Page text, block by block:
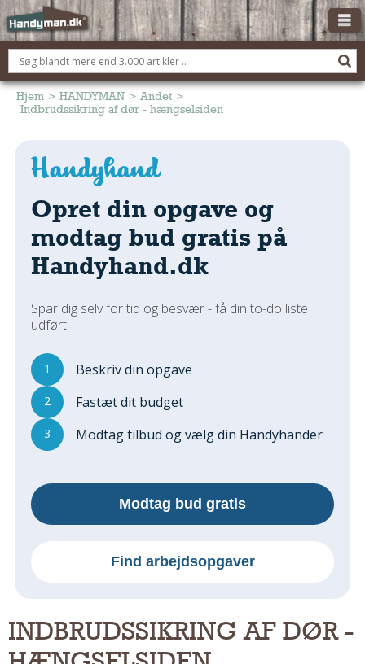
OM HANDYMAN.DK
FÅ 3 TILBUD
TØMRER/SNEDKER
Montage Og Nybyg
Reparation Og Vedligehold
Alt Om Køkkenet
Om Materialer
Andet
Regler Og Love
Udskiftning Og Montage
Om Materialer
Tips Og Tests
Montage Og Udskiftning
Reparation Og Vedligehold
Udendørs
Kan Det Males?
Hjem > HANDYMAN > Andet >
Indbrudssikring af dør - hængselsiden
Opret din opgave og
modtag bud gratis på
Handyhand.dk
Spar dig selv for tid og besvær - få din to-do liste
udført
1 Beskriv din opgave
2 Fastæt dit budget
3 Modtag tilbud og vælg din Handyhander
Modtag bud gratis
Find arbejdsopgaver
INDBRUDSSIKRING AF DØR -